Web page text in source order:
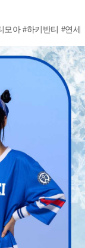
아 #하키반티 #연세